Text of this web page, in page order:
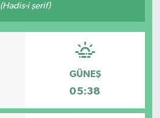
(Hadis-i şerif)
GÜNEŞ
05:38